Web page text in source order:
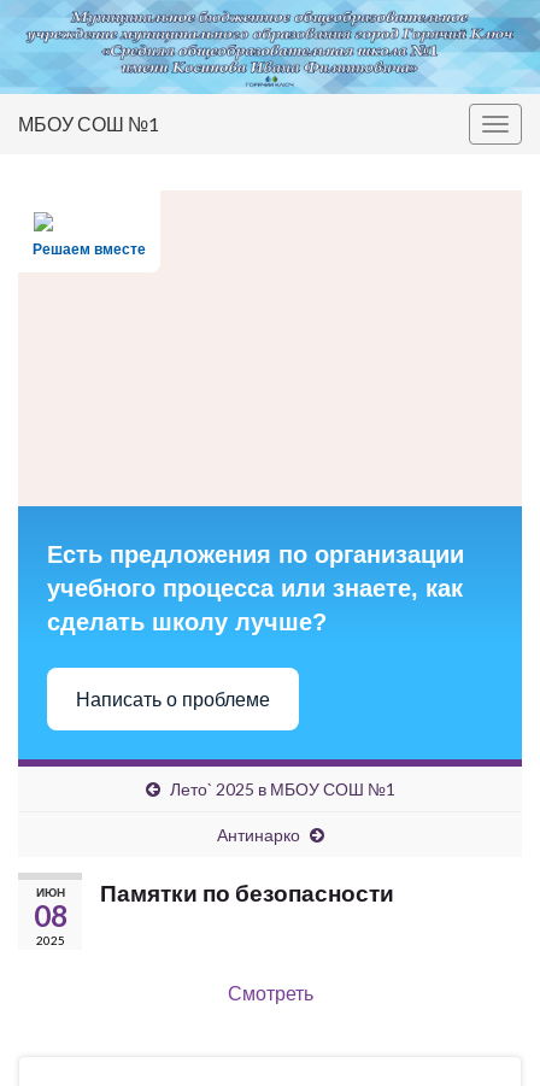
Вкл/
МБОУ СОШ №1
Решаем вместе
Есть предложения по организации
учебного процесса или знаете, как
сделать школу лучше?
Написать о проблеме
Лето` 2025 в МБОУ СОШ №1
Антинарко
ИЮН
08
2025
Памятки по безопасности
Смотреть